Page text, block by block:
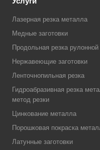
Лазерная резка металла
Медные заготовки
Продольная резка
Нержавеющие заготовки
Ленточнопильная резка
Гидроабразивная резка
метод резки
Цинкование металла
Порошковая покраска
Латунные заготовки